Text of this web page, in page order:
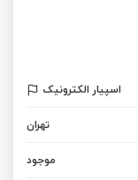
اسپیار الکترونیک
تهران
موجود